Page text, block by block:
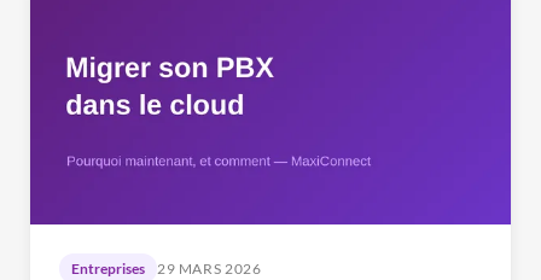
Entreprises 29 MARS 2026